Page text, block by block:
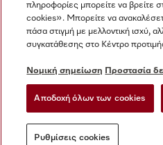
Προστασία δεδομένων
Όροι Χρήσης
Δήλωση Προσβασιμότητας
Νόμος για τις ψηφιακές
Ρυθμίσεις cookies
πληροφορίες μπορείτε να βρείτε
cookies». Μπορείτε να
πάσα στιγμή με μελλοντική ισχύ,
συγκατάθεσης στο Κέντρο
Νομική σημείωση Προστασία
Αποδοχή όλων των cookies
Ρυθμίσεις cookies